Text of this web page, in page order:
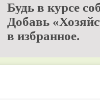
Будь в курсе
Добавь
в избранное.